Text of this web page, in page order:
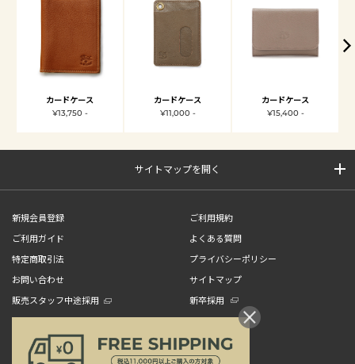
カードケース
¥13,750 -
カードケース
¥11,000 -
カードケース
¥15,400 -
サイトマップを開く
新規会員登録
ご利用規約
ご利用ガイド
よくある質問
特定商取引法
プライバシーポリシー
お問い合わせ
サイトマップ
販売スタッフ中途採用
新卒採用